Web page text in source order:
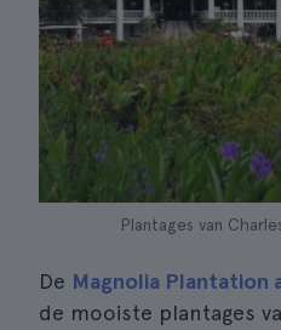
Plantages van
De Magnolia Plantation
de mooiste plantages